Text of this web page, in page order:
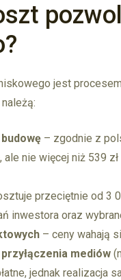
jest
– zgodnie z
nie więcej niż 539
przeciętnie od 3
inwestora oraz
– ceny wahają
mediów
jednak realizacja